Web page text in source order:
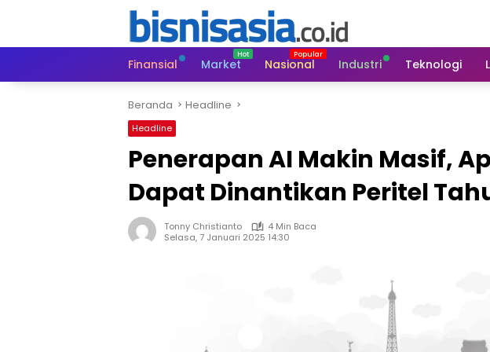
Finansial
Market Nasional Industri Teknologi
Beranda Headline
Headline
Penerapan AI Makin Masif,
Dapat Dinantikan Peritel
Tonny Christianto
4 Min Baca
Selasa, 7 Januari 2025 14:30